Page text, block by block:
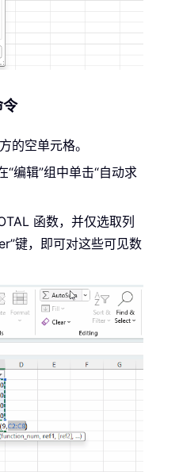
令
的空单元格。
“编辑”组中单击“自动求
函数，并仅选取列
键，即可对这些可见数